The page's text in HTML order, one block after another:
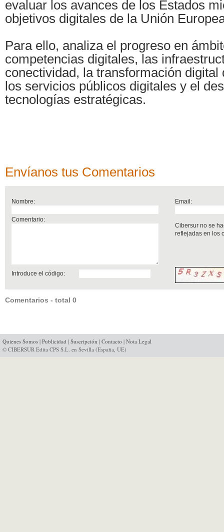
evaluar los avances de los Estados
objetivos digitales de la Unión
Para ello, analiza el progreso en
competencias digitales, las
conectividad, la transformación digital
los servicios públicos digitales y el
tecnologías estratégicas.
Envíanos tus Comentarios
Nombre: Email:
Comentario:
Cibersur no se
reflejadas en los
Introduce el código:
Comentarios - total 0
Quienes Somos | Publicidad | Suscripción | Contacto | Nota Legal
© CIBERSUR Edita CPS S.L. en Sevilla (España, UE)